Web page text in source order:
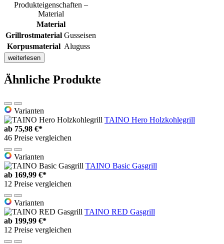
Produkteigenschaften –
Material
Material
Grillrostmaterial Gusseisen
Korpusmaterial Aluguss
weiterlesen
Ähnliche Produkte
Varianten
TAINO Hero Holzkohlegrill
ab 75,98 €*
46 Preise vergleichen
Varianten
TAINO Basic Gasgrill
ab 169,99 €*
12 Preise vergleichen
Varianten
TAINO RED Gasgrill
ab 199,99 €*
12 Preise vergleichen